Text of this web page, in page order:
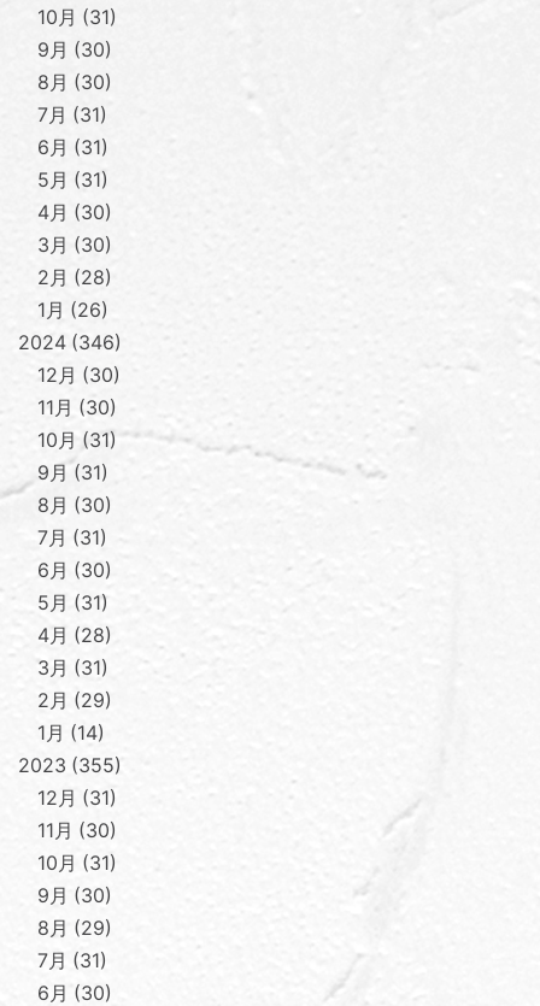
10月
31
9月
30
8月
30
7月
31
6月
31
5月
31
4月
30
3月
30
2月
28
1月
26
2024 346
12月
30
11月
30
10月
31
9月
31
8月
30
7月
31
6月
30
5月
31
4月
28
3月
31
2月
29
1月
14
2023 355
12月
31
11月
30
10月
31
9月
30
8月
29
7月
31
6月
30